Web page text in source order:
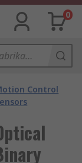
0
Control